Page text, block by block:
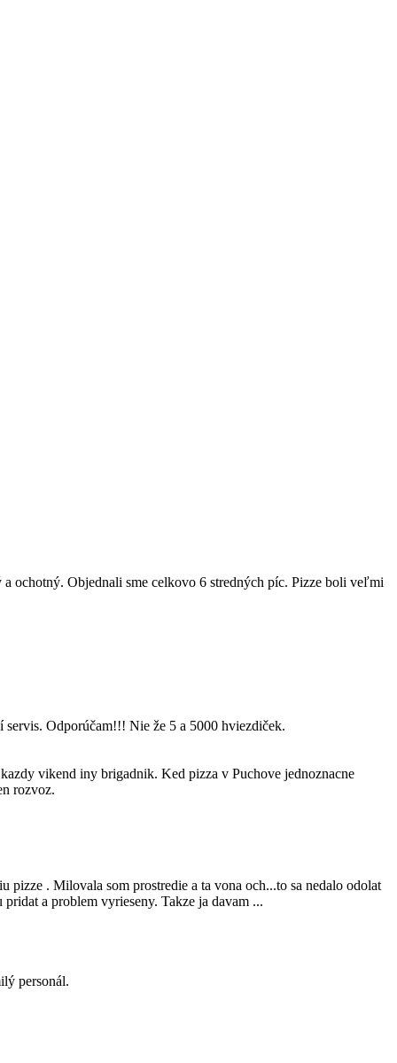
ochotný. Objednali sme celkovo 6 stredných píc. Pizze boli veľmi
Odporúčam!!! Nie že 5 a 5000 hviezdiček.
vikend iny brigadnik. Ked pizza v Puchove jednoznacne
rozvoz.
. Milovala som prostredie a ta vona och...to sa nedalo odolat
a problem vyrieseny. Takze ja davam ...
personál.